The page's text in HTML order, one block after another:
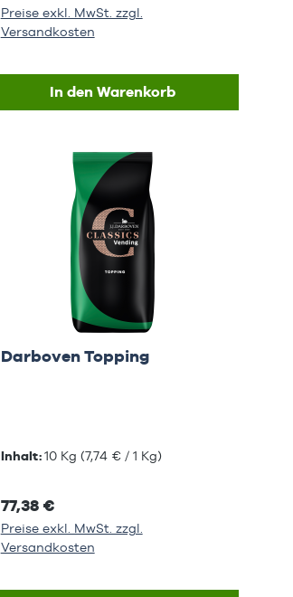
Preise exkl. MwSt. zzgl.
Versandkosten
In den Warenkorb
Darboven Topping
Inhalt:10 Kg (7,74 € / 1 Kg)
77,38 €
Preise exkl. MwSt. zzgl.
Versandkosten